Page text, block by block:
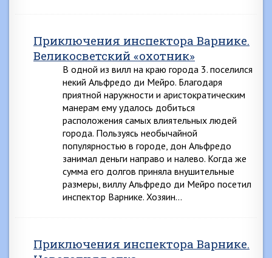
Приключения инспектора Варнике.
Великосветский «охотник»
В одной из вилл на краю города 3. поселился
некий Альфредо ди Мейро. Благодаря
приятной наружности и аристократическим
манерам ему удалось добиться
расположения самых влиятельных людей
города. Пользуясь необычайной
популярностью в городе, дон Альфредо
занимал деньги направо и налево. Когда же
сумма его долгов приняла внушительные
размеры, виллу Альфредо ди Мейро посетил
инспектор Варнике. Хозяин…
Приключения инспектора Варнике.